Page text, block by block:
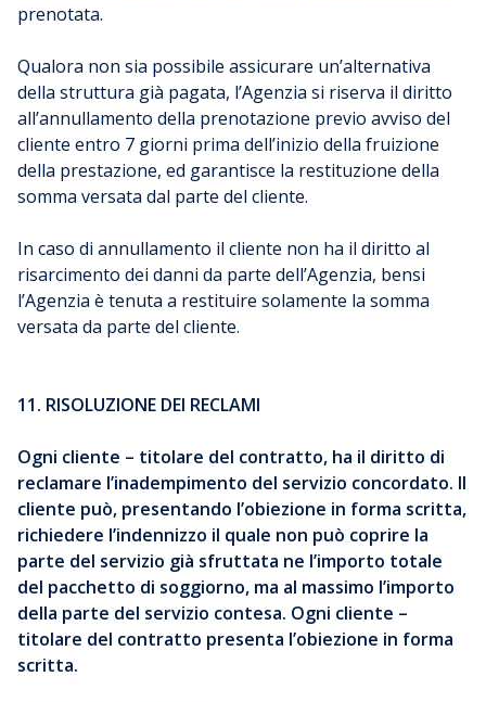
prenotata.
Qualora non sia possibile assicurare un’alternativa
della struttura già pagata, l’Agenzia si riserva il diritto
all’annullamento della prenotazione previo avviso del
cliente entro 7 giorni prima dell’inizio della fruizione
della prestazione, ed garantisce la restituzione della
somma versata dal parte del cliente.
In caso di annullamento il cliente non ha il diritto al
risarcimento dei danni da parte dell’Agenzia, bensi
l’Agenzia è tenuta a restituire solamente la somma
versata da parte del cliente.
11. RISOLUZIONE DEI RECLAMI
Ogni cliente – titolare del contratto, ha il diritto di
reclamare l’inadempimento del servizio concordato. Il
cliente può, presentando l’obiezione in forma scritta,
richiedere l’indennizzo il quale non può coprire la
parte del servizio già sfruttata ne l’importo totale
del pacchetto di soggiorno, ma al massimo l’importo
della parte del servizio contesa. Ogni cliente –
titolare del contratto presenta l’obiezione in forma
scritta.